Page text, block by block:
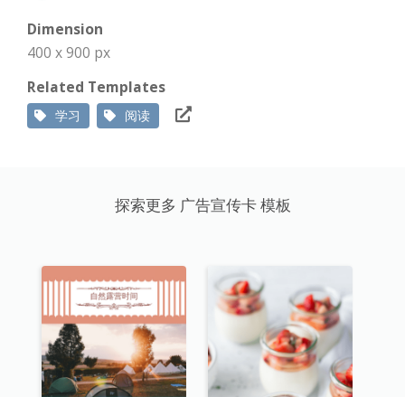
Dimension
400 x 900 px
Related Templates
学习 阅读
探索更多 广告宣传卡 模板